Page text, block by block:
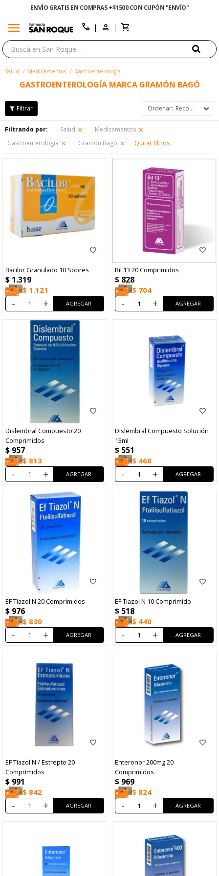
ENVÍO GRATIS EN COMPRAS +$1500 CON CUPÓN "ENVÍO"
menu call
Salud Medicamentos Gastroenterología
GASTROENTEROLOGÍA MARCA GRAMÓN BAGÓ
Recomendados
Filtrando por: Salud
Medicamentos
Gastroenterología
Gramón Bagó Quitar filtros
Bacilor Granulado 10 Sobres
$ 1.319
$ 1.121
- +
Bil 13 20 Comprimidos
$ 828
$ 704
- +
Dislembral Compuesto 20
Comprimidos
$ 957
$ 813
- +
Dislembral Compuesto Solución
15ml
$ 551
$ 468
- +
EF Tiazol N 20 Comprimidos
$ 976
$ 830
- +
EF Tiazol N 10 Comprimido
$ 518
$ 440
- +
EF Tiazol N / Estrepto 20
Comprimidos
$ 991
$ 842
- +
Enteronor 200mg 20
Comprimidos
$ 969
$ 824
- +
close